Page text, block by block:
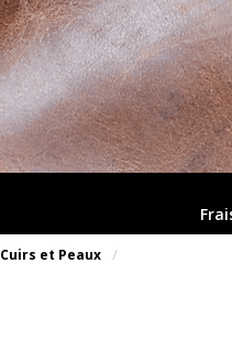
Cuirs et Peaux